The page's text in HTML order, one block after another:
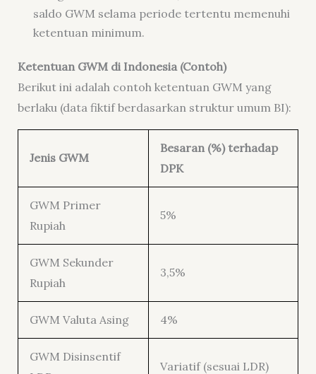
saldo GWM selama periode tertentu memenuhi
ketentuan minimum.
Ketentuan GWM di Indonesia (Contoh)
Berikut ini adalah contoh ketentuan GWM yang
berlaku (data fiktif berdasarkan struktur umum BI):
Jenis GWM
Besaran (%) terhadap
DPK
GWM Primer
Rupiah
5%
GWM Sekunder
Rupiah
3,5%
GWM Valuta Asing 4%
GWM Disinsentif
Variatif (sesuai LDR)